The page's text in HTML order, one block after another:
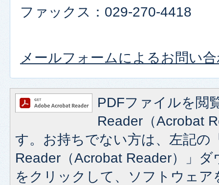
ファックス：029-270-4418
メールフォームによるお問い
PDFファイルを閲
Reader（Acrobat
す。お持ちでない方は、左記の
Reader（Acrobat Reader）」
をクリックして、ソフトウェア